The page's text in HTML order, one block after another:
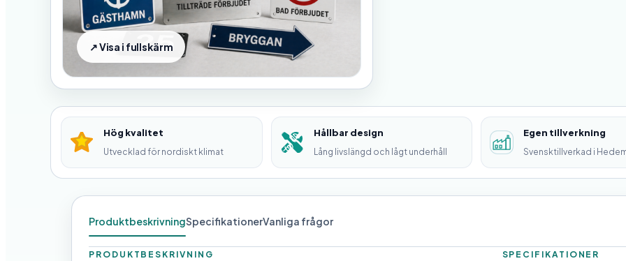
Hög kvalitet
Utvecklad för nordiskt klimat
Hållbar design
Lång livslängd och lågt underhåll
Egen tillverkning
Svensktillverkad i
ProduktbeskrivningSpecifikationerVanliga frågor
PRODUKTBESKRIVNING SPECIFIKATIONER